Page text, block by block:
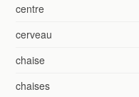
centre
cerveau
chaise
chaises